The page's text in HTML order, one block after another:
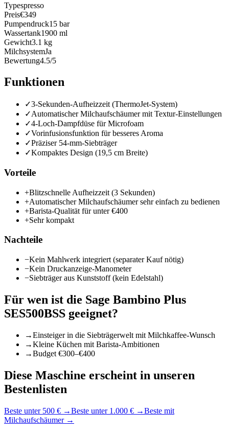
Typespresso
Preis€349
Pumpendruck15 bar
Wassertank1900 ml
Gewicht3.1 kg
MilchsystemJa
Bewertung4.5/5
Funktionen
✓3-Sekunden-Aufheizzeit (ThermoJet-System)
✓Automatischer Milchaufschäumer mit Textur-Einstellungen
✓4-Loch-Dampfdüse für Microfoam
✓Vorinfusionsfunktion für besseres Aroma
✓Präziser 54-mm-Siebträger
✓Kompaktes Design (19,5 cm Breite)
Vorteile
+Blitzschnelle Aufheizzeit (3 Sekunden)
+Automatischer Milchaufschäumer sehr einfach zu bedienen
+Barista-Qualität für unter €400
+Sehr kompakt
Nachteile
−Kein Mahlwerk integriert (separater Kauf nötig)
−Kein Druckanzeige-Manometer
−Siebträger aus Kunststoff (kein Edelstahl)
Für wen ist die Sage Bambino Plus
SES500BSS geeignet?
→Einsteiger in die Siebträgerwelt mit Milchkaffee-Wunsch
→Kleine Küchen mit Barista-Ambitionen
→Budget €300–€400
Diese Maschine erscheint in unseren
Bestenlisten
Beste unter 500 € →Beste unter 1.000 € →Beste mit
Milchaufschäumer→